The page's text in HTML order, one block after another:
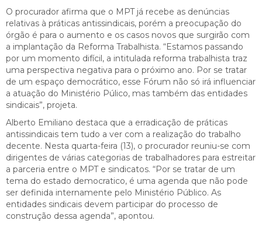
O procurador afirma que o MPT já recebe as denúncias
relativas à práticas antissindicais, porém a preocupação do
órgão é para o aumento e os casos novos que surgirão com
a implantação da Reforma Trabalhista. “Estamos passando
por um momento difícil, a intitulada reforma trabalhista traz
uma perspectiva negativa para o próximo ano. Por se tratar
de um espaço democrático, esse Fórum não só irá influenciar
a atuação do Ministério Púlico, mas também das entidades
sindicais”, projeta.
Alberto Emiliano destaca que a erradicação de práticas
antissindicais tem tudo a ver com a realização do trabalho
decente. Nesta quarta-feira (13), o procurador reuniu-se com
dirigentes de várias categorias de trabalhadores para estreitar
a parceria entre o MPT e sindicatos. “Por se tratar de um
tema do estado democratico, é uma agenda que não pode
ser definida internamente pelo Ministério Público. As
entidades sindicais devem participar do processo de
construção dessa agenda”, apontou.